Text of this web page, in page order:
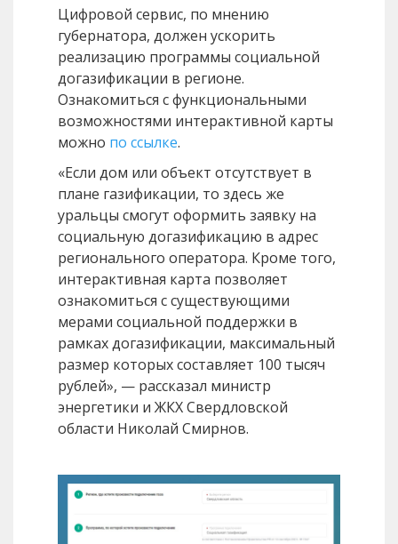
Цифровой сервис, по мнению
губернатора, должен ускорить
реализацию программы социальной
догазификации в регионе.
Ознакомиться с функциональными
возможностями интерактивной карты
можно по ссылке.
«Если дом или объект отсутствует в
плане газификации, то здесь же
уральцы смогут оформить заявку на
социальную догазификацию в адрес
регионального оператора. Кроме того,
интерактивная карта позволяет
ознакомиться с существующими
мерами социальной поддержки в
рамках догазификации, максимальный
размер которых составляет 100 тысяч
рублей», — рассказал министр
энергетики и ЖКХ Свердловской
области Николай Смирнов.